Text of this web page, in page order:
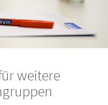
weitere